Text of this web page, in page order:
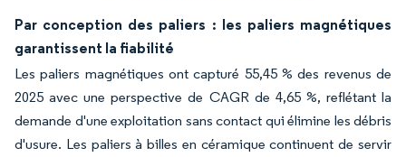
Par conception des paliers : les paliers magnétiques
garantissent la fiabilité
Les paliers magnétiques ont capturé 55,45 % des revenus de
2025 avec une perspective de CAGR de 4,65 %, reflétant la
demande d'une exploitation sans contact qui élimine les débris
d'usure. Les paliers à billes en céramique continuent de servir